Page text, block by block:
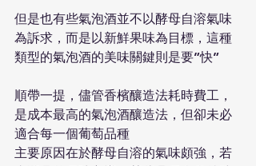
但是也有些氣泡酒並不以酵母自溶氣味
為訴求，而是以新鮮果味為目標，這種
類型的氣泡酒的美味關鍵則是要”快”
順帶一提，儘管香檳釀造法耗時費工，
是成本最高的氣泡酒釀造法，但卻未必
適合每一個葡萄品種
主要原因在於酵母自溶的氣味頗強，若